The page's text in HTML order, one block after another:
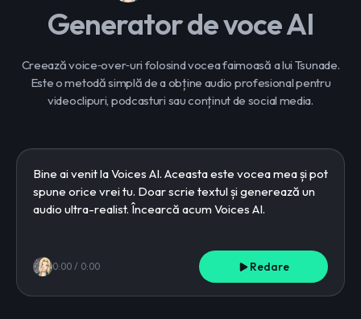
Generator de voce AI
Creează voice‑over‑uri folosind vocea faimoasă a lui Tsunade.
Este o metodă simplă de a obține audio profesional pentru
videoclipuri, podcasturi sau conținut de social media.
0:00 / 0:00 Redare